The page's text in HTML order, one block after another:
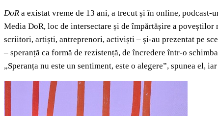
DoR a existat vreme de 13 ani, a trecut și în online,
Media DoR, loc de intersectare și de împărtășire a
scriitori, artiști, antreprenori, activiști – și-au prezentat pe
– speranță ca formă de rezistență, de încredere într-o
„Speranța nu este un sentiment, este o alegere”, spunea el,